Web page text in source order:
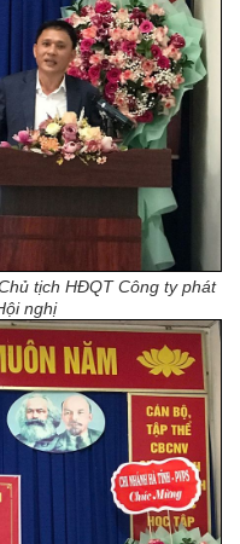
tịch HĐQT Công ty phát
nghị